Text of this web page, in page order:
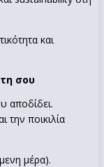
και
σου
αποδίδει.
την ποικιλία
μέρα).